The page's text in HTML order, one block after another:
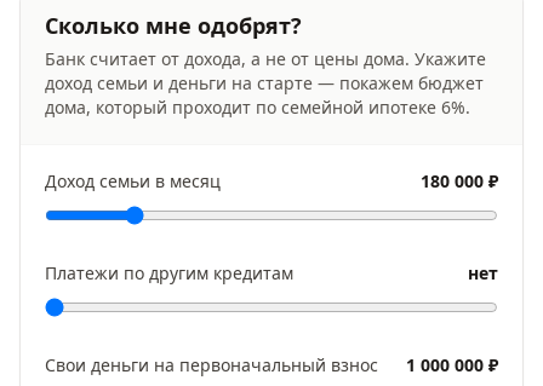
Сколько мне одобрят?
Банк считает от дохода, а не от цены дома. Укажите
доход семьи и деньги на старте — покажем бюджет
дома, который проходит по семейной ипотеке 6%.
Доход семьи в месяц 180 000 ₽
Платежи по другим кредитам нет
Свои деньги на первоначальный взнос 1 000 000 ₽